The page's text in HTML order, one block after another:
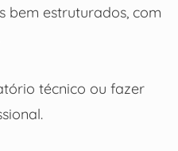
bem estruturados, com
técnico ou fazer